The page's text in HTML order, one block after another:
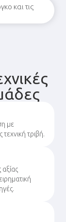
και τις
με
τριβή.